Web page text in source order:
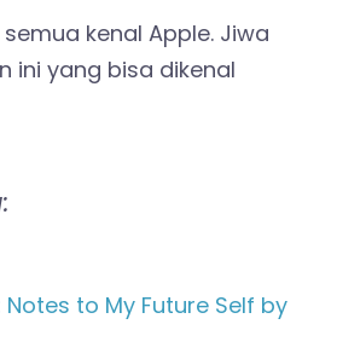
kenal Apple. Jiwa
ini yang bisa dikenal
to My Future Self by